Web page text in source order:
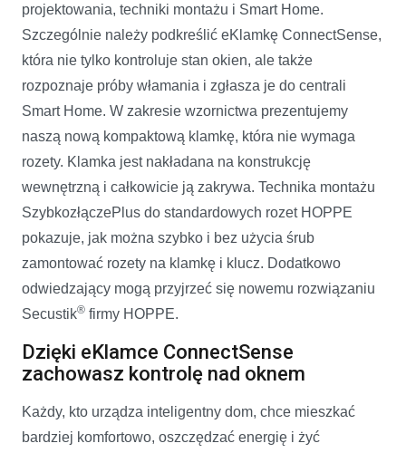
projektowania, techniki montażu i Smart Home.
Szczególnie należy podkreślić eKlamkę ConnectSense,
która nie tylko kontroluje stan okien, ale także
rozpoznaje próby włamania i zgłasza je do centrali
Smart Home. W zakresie wzornictwa prezentujemy
naszą nową kompaktową klamkę, która nie wymaga
rozety. Klamka jest nakładana na konstrukcję
wewnętrzną i całkowicie ją zakrywa. Technika montażu
SzybkozłączePlus do standardowych rozet HOPPE
pokazuje, jak można szybko i bez użycia śrub
zamontować rozety na klamkę i klucz. Dodatkowo
odwiedzający mogą przyjrzeć się nowemu rozwiązaniu
Secustik® firmy HOPPE.
Dzięki eKlamce ConnectSense
zachowasz kontrolę nad oknem
Każdy, kto urządza inteligentny dom, chce mieszkać
bardziej komfortowo, oszczędzać energię i żyć